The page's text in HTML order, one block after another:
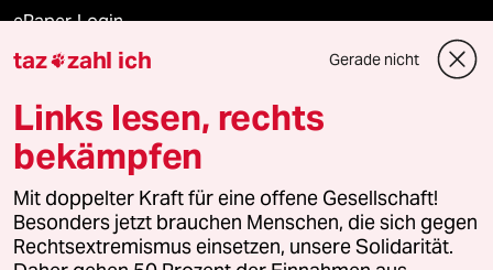
ePaper Login
Downloads für Abonnierende
© 2026 taz Verlags und Vertriebs GmbH
Alle Rechte vorbehalten. Bei rechtlichen Fragen oder für Genehmigungen
wenden Sie sich bitte an lizenzen@taz.de
taz zahl ich Gerade nicht
Links lesen, rechts
bekämpfen
Mit doppelter Kraft für eine offene Gesellschaft!
Besonders jetzt brauchen Menschen, die sich gegen
Rechtsextremismus einsetzen, unsere Solidarität.